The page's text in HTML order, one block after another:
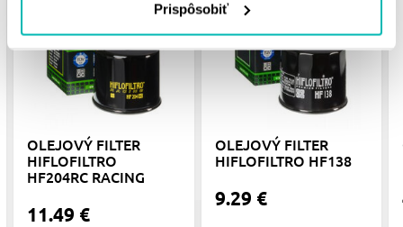
Prispôsobiť
OLEJOVÝ FILTER
HIFLOFILTRO
HF204RC RACING
11.49 €
OLEJOVÝ FILTER
HIFLOFILTRO HF138
9.29 €